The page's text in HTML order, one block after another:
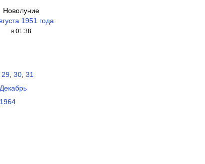
Новолуние
1951 года
в 01:38
29, 30, 31
Декабрь
1964